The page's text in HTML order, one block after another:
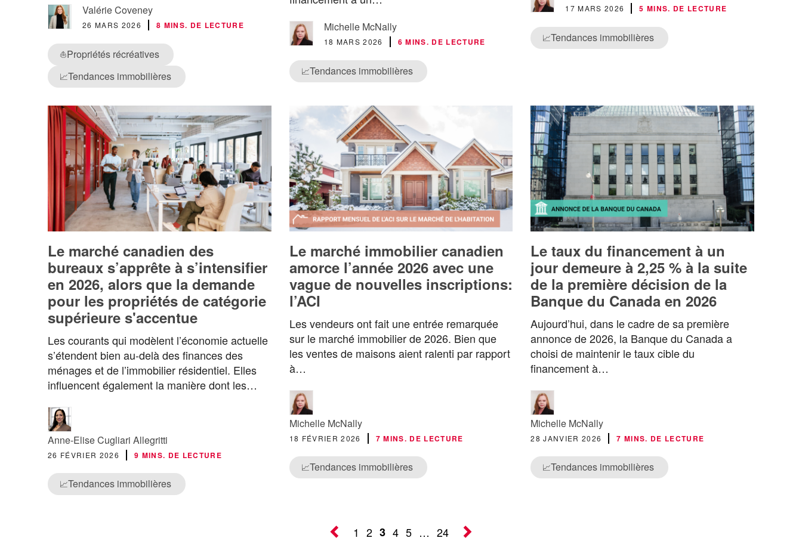
Valérie Coveney
26 MARS 2026 8 MINS. DE LECTURE
⛵Propriétés récréatives
📈Tendances immobilières
Michelle McNally
18 MARS 2026 6 MINS. DE LECTURE
📈Tendances immobilières
17 MARS 2026 5 MINS. DE LECTURE
📈Tendances immobilières
Le marché canadien des
bureaux s’apprête à s’intensifier
en 2026, alors que la demande
pour les propriétés de catégorie
supérieure s'accentue
Les courants qui modèlent l’économie actuelle
s’étendent bien au-delà des finances des
ménages et de l’immobilier résidentiel. Elles
influencent également la manière dont les…
Anne-Elise Cugliari Allegritti
26 FÉVRIER 2026 9 MINS. DE LECTURE
📈Tendances immobilières
Le marché immobilier canadien
amorce l’année 2026 avec une
vague de nouvelles inscriptions:
l’ACI
Les vendeurs ont fait une entrée remarquée
sur le marché immobilier de 2026. Bien que
les ventes de maisons aient ralenti par rapport
à…
Michelle McNally
18 FÉVRIER 2026 7 MINS. DE LECTURE
📈Tendances immobilières
Le taux du financement à un
jour demeure à 2,25 % à la suite
de la première décision de la
Banque du Canada en 2026
Aujourd’hui, dans le cadre de sa première
annonce de 2026, la Banque du Canada a
choisi de maintenir le taux cible du
financement à…
Michelle McNally
28 JANVIER 2026 7 MINS. DE LECTURE
📈Tendances immobilières
1 2 3 4 5 … 24